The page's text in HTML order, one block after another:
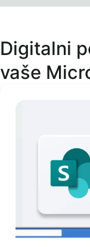
Digitalni
vaše